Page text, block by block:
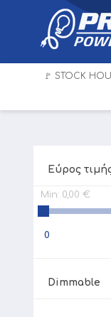
🚩 STOCK
Εύρος
Min: 0,00 €
0
Dimmable